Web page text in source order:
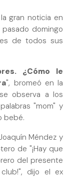
gran noticia en
domingo
de todos sus
¿Cómo le
", bromeó en la
observa a los
"mom" y
bebé.
Méndez y
de "¡Hay que
del presente
club!", dijo el ex